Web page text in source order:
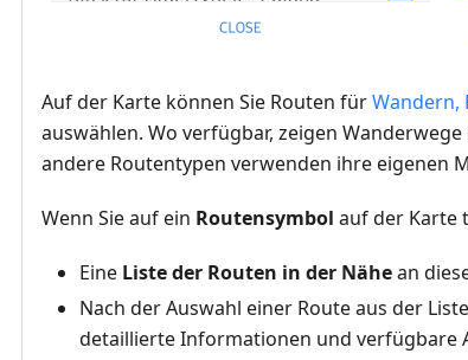
Auf der Karte können Sie Routen fürWandern,
auswählen. Wo verfügbar, zeigen
andere Routentypen verwenden ihre eigenen
Wenn Sie auf ein Routensymbol auf der Karte
Eine Liste der Routen in der Nähean
Nach der Auswahl einer Route aus der
detaillierte Informationen und verfügbare